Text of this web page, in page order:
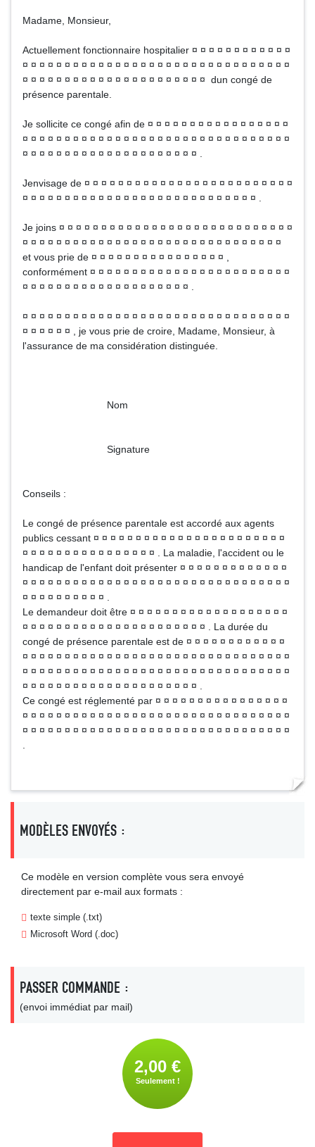
Madame, Monsieur,
Actuellement fonctionnaire hospitalier ¤ ¤ ¤ ¤ ¤ ¤ ¤ ¤ ¤ ¤ ¤ ¤
¤ ¤ ¤ ¤ ¤ ¤ ¤ ¤ ¤ ¤ ¤ ¤ ¤ ¤ ¤ ¤ ¤ ¤ ¤ ¤ ¤ ¤ ¤ ¤ ¤ ¤ ¤ ¤ ¤ ¤ ¤ ¤
¤ ¤ ¤ ¤ ¤ ¤ ¤ ¤ ¤ ¤ ¤ ¤ ¤ ¤ ¤ ¤ ¤ ¤ ¤ ¤ ¤ ¤ dun congé de
présence parentale.
Je sollicite ce congé afin de ¤ ¤ ¤ ¤ ¤ ¤ ¤ ¤ ¤ ¤ ¤ ¤ ¤ ¤ ¤ ¤ ¤
¤ ¤ ¤ ¤ ¤ ¤ ¤ ¤ ¤ ¤ ¤ ¤ ¤ ¤ ¤ ¤ ¤ ¤ ¤ ¤ ¤ ¤ ¤ ¤ ¤ ¤ ¤ ¤ ¤ ¤ ¤ ¤
¤ ¤ ¤ ¤ ¤ ¤ ¤ ¤ ¤ ¤ ¤ ¤ ¤ ¤ ¤ ¤ ¤ ¤ ¤ ¤ ¤ .
Jenvisage de ¤ ¤ ¤ ¤ ¤ ¤ ¤ ¤ ¤ ¤ ¤ ¤ ¤ ¤ ¤ ¤ ¤ ¤ ¤ ¤ ¤ ¤ ¤ ¤ ¤
¤ ¤ ¤ ¤ ¤ ¤ ¤ ¤ ¤ ¤ ¤ ¤ ¤ ¤ ¤ ¤ ¤ ¤ ¤ ¤ ¤ ¤ ¤ ¤ ¤ ¤ ¤ ¤ .
Je joins ¤ ¤ ¤ ¤ ¤ ¤ ¤ ¤ ¤ ¤ ¤ ¤ ¤ ¤ ¤ ¤ ¤ ¤ ¤ ¤ ¤ ¤ ¤ ¤ ¤ ¤ ¤ ¤
¤ ¤ ¤ ¤ ¤ ¤ ¤ ¤ ¤ ¤ ¤ ¤ ¤ ¤ ¤ ¤ ¤ ¤ ¤ ¤ ¤ ¤ ¤ ¤ ¤ ¤ ¤ ¤ ¤ ¤ ¤
et vous prie de ¤ ¤ ¤ ¤ ¤ ¤ ¤ ¤ ¤ ¤ ¤ ¤ ¤ ¤ ¤ ¤ ,
conformément ¤ ¤ ¤ ¤ ¤ ¤ ¤ ¤ ¤ ¤ ¤ ¤ ¤ ¤ ¤ ¤ ¤ ¤ ¤ ¤ ¤ ¤ ¤ ¤
¤ ¤ ¤ ¤ ¤ ¤ ¤ ¤ ¤ ¤ ¤ ¤ ¤ ¤ ¤ ¤ ¤ ¤ ¤ ¤ .
¤ ¤ ¤ ¤ ¤ ¤ ¤ ¤ ¤ ¤ ¤ ¤ ¤ ¤ ¤ ¤ ¤ ¤ ¤ ¤ ¤ ¤ ¤ ¤ ¤ ¤ ¤ ¤ ¤ ¤ ¤ ¤
¤ ¤ ¤ ¤ ¤ ¤ , je vous prie de croire, Madame, Monsieur, à
l'assurance de ma considération distinguée.
Nom
Signature
Conseils :
Le congé de présence parentale est accordé aux agents
publics cessant ¤ ¤ ¤ ¤ ¤ ¤ ¤ ¤ ¤ ¤ ¤ ¤ ¤ ¤ ¤ ¤ ¤ ¤ ¤ ¤ ¤ ¤ ¤
¤ ¤ ¤ ¤ ¤ ¤ ¤ ¤ ¤ ¤ ¤ ¤ ¤ ¤ ¤ ¤ . La maladie, l'accident ou le
handicap de l'enfant doit présenter ¤ ¤ ¤ ¤ ¤ ¤ ¤ ¤ ¤ ¤ ¤ ¤ ¤
¤ ¤ ¤ ¤ ¤ ¤ ¤ ¤ ¤ ¤ ¤ ¤ ¤ ¤ ¤ ¤ ¤ ¤ ¤ ¤ ¤ ¤ ¤ ¤ ¤ ¤ ¤ ¤ ¤ ¤ ¤ ¤
¤ ¤ ¤ ¤ ¤ ¤ ¤ ¤ ¤ ¤ .
Le demandeur doit être ¤ ¤ ¤ ¤ ¤ ¤ ¤ ¤ ¤ ¤ ¤ ¤ ¤ ¤ ¤ ¤ ¤ ¤ ¤
¤ ¤ ¤ ¤ ¤ ¤ ¤ ¤ ¤ ¤ ¤ ¤ ¤ ¤ ¤ ¤ ¤ ¤ ¤ ¤ ¤ ¤ . La durée du
congé de présence parentale est de ¤ ¤ ¤ ¤ ¤ ¤ ¤ ¤ ¤ ¤ ¤ ¤
¤ ¤ ¤ ¤ ¤ ¤ ¤ ¤ ¤ ¤ ¤ ¤ ¤ ¤ ¤ ¤ ¤ ¤ ¤ ¤ ¤ ¤ ¤ ¤ ¤ ¤ ¤ ¤ ¤ ¤ ¤ ¤
¤ ¤ ¤ ¤ ¤ ¤ ¤ ¤ ¤ ¤ ¤ ¤ ¤ ¤ ¤ ¤ ¤ ¤ ¤ ¤ ¤ ¤ ¤ ¤ ¤ ¤ ¤ ¤ ¤ ¤ ¤ ¤
¤ ¤ ¤ ¤ ¤ ¤ ¤ ¤ ¤ ¤ ¤ ¤ ¤ ¤ ¤ ¤ ¤ ¤ ¤ ¤ ¤ .
Ce congé est réglementé par ¤ ¤ ¤ ¤ ¤ ¤ ¤ ¤ ¤ ¤ ¤ ¤ ¤ ¤ ¤ ¤
¤ ¤ ¤ ¤ ¤ ¤ ¤ ¤ ¤ ¤ ¤ ¤ ¤ ¤ ¤ ¤ ¤ ¤ ¤ ¤ ¤ ¤ ¤ ¤ ¤ ¤ ¤ ¤ ¤ ¤ ¤ ¤
¤ ¤ ¤ ¤ ¤ ¤ ¤ ¤ ¤ ¤ ¤ ¤ ¤ ¤ ¤ ¤ ¤ ¤ ¤ ¤ ¤ ¤ ¤ ¤ ¤ ¤ ¤ ¤ ¤ ¤ ¤ ¤
MODÈLES ENVOYÉS :
Ce modèle en version complète vous sera envoyé
directement par e-mail aux formats :
texte simple (.txt)
Microsoft Word (.doc)
PASSER COMMANDE :
(envoi immédiat par mail)
2,00 €
Seulement !